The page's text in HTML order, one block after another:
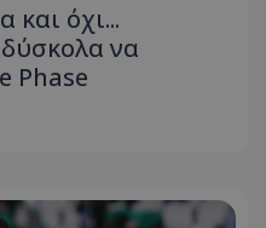
και όχι...
να
Phase